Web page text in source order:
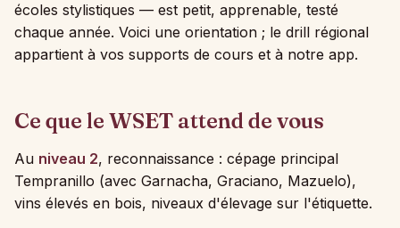
écoles stylistiques — est petit, apprenable, testé
chaque année. Voici une orientation ; le drill régional
appartient à vos supports de cours et à notre app.
Ce que le WSET attend de vous
Au niveau 2, reconnaissance : cépage principal
Tempranillo (avec Garnacha, Graciano, Mazuelo),
vins élevés en bois, niveaux d'élevage sur l'étiquette.